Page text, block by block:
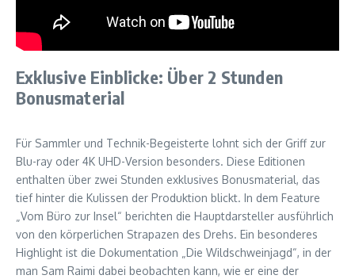
Exklusive Einblicke: Über 2 Stunden
Bonusmaterial
Für Sammler und Technik-Begeisterte lohnt sich der Griff zur
Blu-ray oder 4K UHD-Version besonders. Diese Editionen
enthalten über zwei Stunden exklusives Bonusmaterial, das
tief hinter die Kulissen der Produktion blickt. In dem Feature
„Vom Büro zur Insel“ berichten die Hauptdarsteller ausführlich
von den körperlichen Strapazen des Drehs. Ein besonderes
Highlight ist die Dokumentation „Die Wildschweinjagd“, in der
man Sam Raimi dabei beobachten kann, wie er eine der